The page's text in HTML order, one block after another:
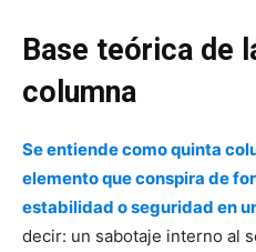
Base teórica de
columna
Se entiende como quinta
elemento que conspira de
estabilidad o seguridad en
decir: un sabotaje interno al